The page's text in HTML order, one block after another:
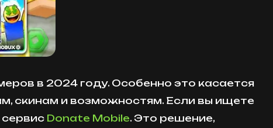
в 2024 году. Особенно это касается
скинам и возможностям. Если вы ищете
Donate Mobile. Это решение,